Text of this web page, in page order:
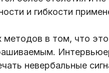
и гибкости
методов в том, что
невербальные